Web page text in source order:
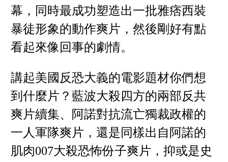
幕，同時最成功塑造出一批雅痞西裝
暴徒形象的動作爽片，然後剛好有點
看起來像回事的劇情。
講起美國反恐大義的電影題材你們想
到什麼片？藍波大殺四方的兩部反共
爽片續集、阿諾對抗流亡獨裁政權的
一人軍隊爽片，還是同樣出自阿諾的
肌肉007大殺恐怖份子爽片，抑或是史